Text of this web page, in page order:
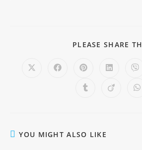
PLEASE SHARE
YOU MIGHT ALSO LIKE